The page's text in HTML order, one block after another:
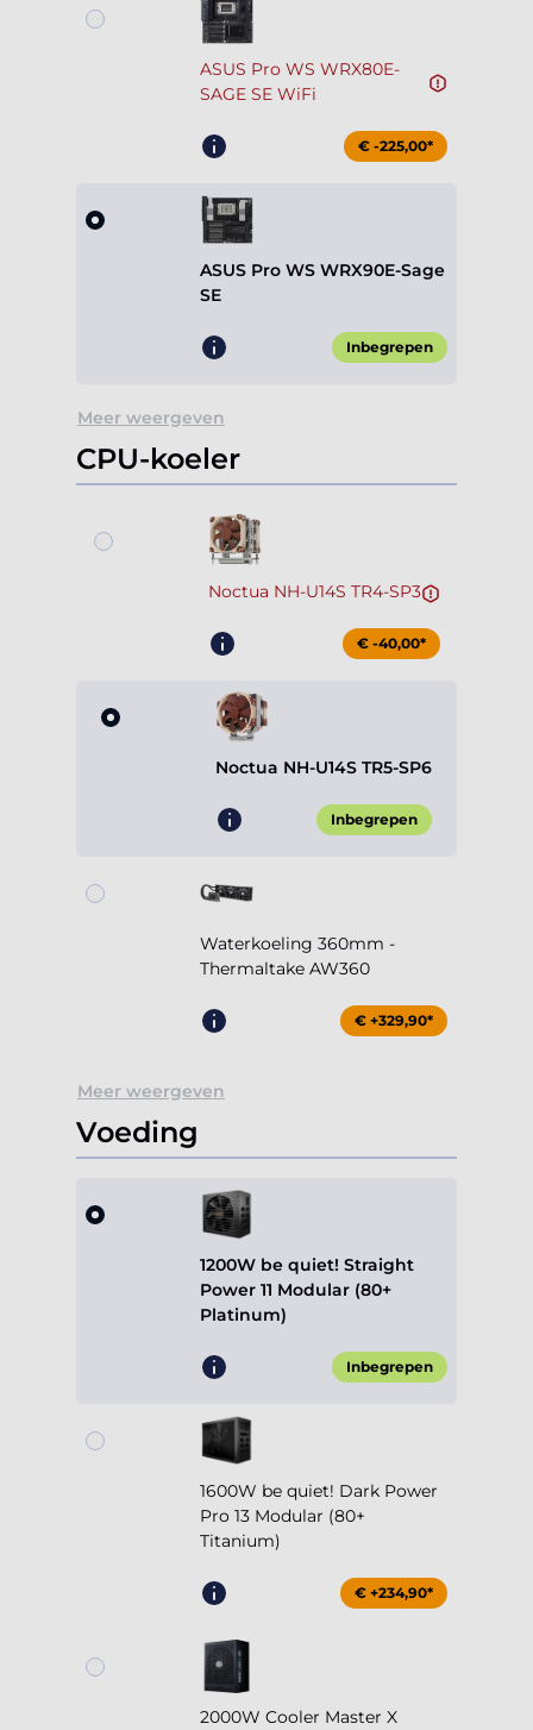
ASUS Pro WS WRX80E-
SAGE SE WiFi
€ -225,00*
ASUS Pro WS WRX90E-Sage
SE
Inbegrepen
Meer weergeven
CPU-koeler
Noctua NH-U14S TR4-SP3
€ -40,00*
Noctua NH-U14S TR5-SP6
Inbegrepen
Waterkoeling 360mm -
Thermaltake AW360
€ +329,90*
Meer weergeven
Voeding
1200W be quiet! Straight
Power 11 Modular (80+
Platinum)
Inbegrepen
1600W be quiet! Dark Power
Pro 13 Modular (80+
Titanium)
€ +234,90*
2000W Cooler Master X